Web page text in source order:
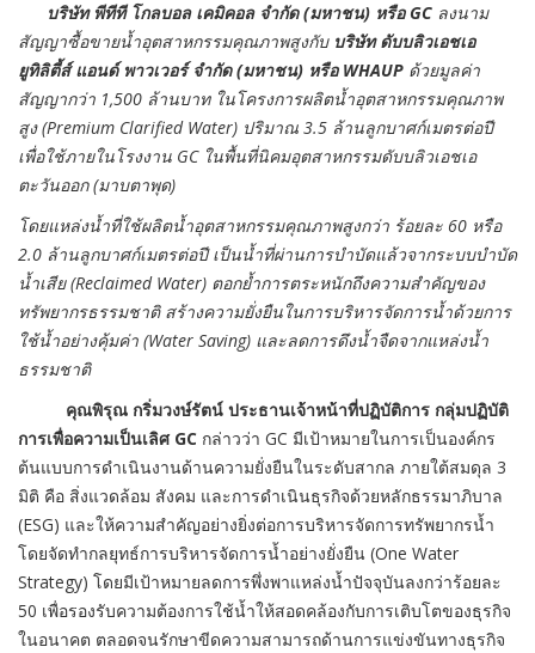
บริษัท พีทีที โกลบอล เคมิคอล จำกัด (มหาชน) หรือ GC ลงนาม
สัญญาซื้อขายน้ำอุตสาหกรรมคุณภาพสูงกับ บริษัท ดับบลิวเอชเอ
ยูทิลิตี้ส์ แอนด์ พาวเวอร์ จำกัด (มหาชน) หรือ WHAUP ด้วยมูลค่า
สัญญากว่า 1,500 ล้านบาท ในโครงการผลิตน้ำอุตสาหกรรมคุณภาพ
สูง (Premium Clarified Water) ปริมาณ 3.5 ล้านลูกบาศก์เมตรต่อปี
เพื่อใช้ภายในโรงงาน GC ในพื้นที่นิคมอุตสาหกรรมดับบลิวเอชเอ
ตะวันออก (มาบตาพุด)
โดยแหล่งน้ำที่ใช้ผลิตน้ำอุตสาหกรรมคุณภาพสูงกว่า ร้อยละ 60 หรือ
2.0 ล้านลูกบาศก์เมตรต่อปี เป็นน้ำที่ผ่านการบำบัดแล้วจากระบบบำบัด
น้ำเสีย (Reclaimed Water) ตอกย้ำการตระหนักถึงความสำคัญของ
ทรัพยากรธรรมชาติ สร้างความยั่งยืนในการบริหารจัดการน้ำด้วยการ
ใช้น้ำอย่างคุ้มค่า (Water Saving) และลดการดึงน้ำจืดจากแหล่งน้ำ
ธรรมชาติ
คุณพิรุณ กริ่มวงษ์รัตน์ ประธานเจ้าหน้าที่ปฏิบัติการ กลุ่มปฏิบัติ
การเพื่อความเป็นเลิศ GC กล่าวว่า GC มีเป้าหมายในการเป็นองค์กร
ต้นแบบการดำเนินงานด้านความยั่งยืนในระดับสากล ภายใต้สมดุล 3
มิติ คือ สิ่งแวดล้อม สังคม และการดำเนินธุรกิจด้วยหลักธรรมาภิบาล
(ESG) และให้ความสำคัญอย่างยิ่งต่อการบริหารจัดการทรัพยากรน้ำ
โดยจัดทำกลยุทธ์การบริหารจัดการน้ำอย่างยั่งยืน (One Water
Strategy) โดยมีเป้าหมายลดการพึ่งพาแหล่งน้ำปัจจุบันลงกว่าร้อยละ
50 เพื่อรองรับความต้องการใช้น้ำให้สอดคล้องกับการเติบโตของธุรกิจ
ในอนาคต ตลอดจนรักษาขีดความสามารถด้านการแข่งขันทางธุรกิจ